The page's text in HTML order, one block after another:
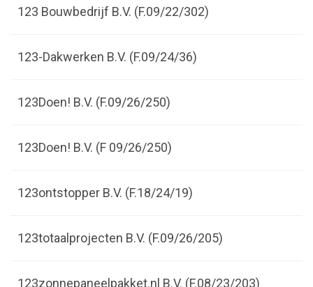
123 Bouwbedrijf B.V. (F.09/22/302)
123-Dakwerken B.V. (F.09/24/36)
123Doen! B.V. (F.09/26/250)
123Doen! B.V. (F 09/26/250)
123ontstopper B.V. (F.18/24/19)
123totaalprojecten B.V. (F.09/26/205)
123zonnepaneelpakket.nl B.V. (F.08/23/203)